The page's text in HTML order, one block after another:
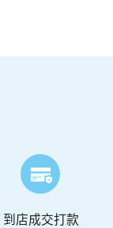
到店成交打款